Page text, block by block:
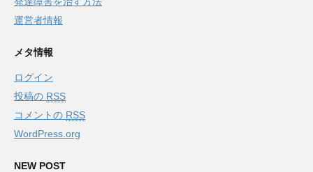
運営者情報
メタ情報
ログイン
投稿の RSS
コメントの RSS
WordPress.org
NEW POST